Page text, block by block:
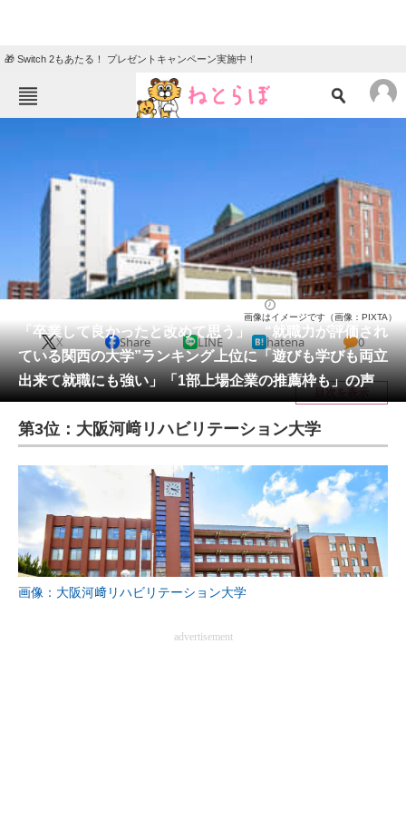
🎁 Switch 2もあたる！ プレゼントキャンペーン実施中！
エンタメ
地域
住まい 教育・育児
動物 リサーチ
会員記事
メディア
注目記事を集めた総合ページ
ITの今と未来を見通す
スマホと通信の最新トレンド
進化するPCとデバイスの未来
好きが集まる 比べて選べる
ビジネスと働き方のヒント
「卒業して良かったと改めて思う」 “就職力が評価され
ている関西の大学”ランキング上位に「遊びも学びも両立
出来て就職にも強い」「1部上場企業の推薦枠も」の声
画像はイメージです（画像：PIXTA）
X Share LINE hatena 0
目次を表示
第3位：大阪河﨑リハビリテーション大学
画像：大阪河﨑リハビリテーション大学
advertisement